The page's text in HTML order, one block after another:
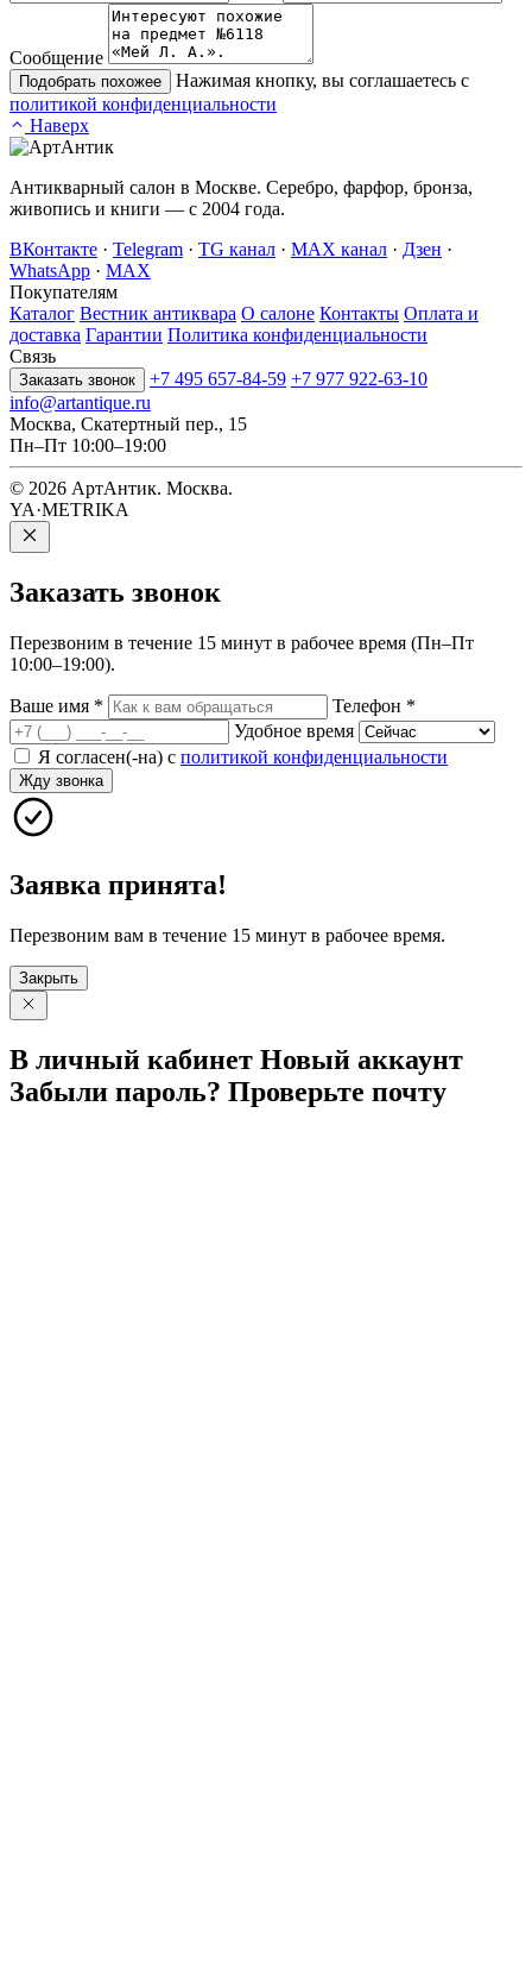
Сообщение
Подобрать похожее
Нажимая кнопку, вы соглашаетесь с
политикой конфиденциальности
Наверх
Антикварный салон в Москве. Серебро, фарфор, бронза,
живопись и книги — с 2004 года.
ВКонтакте · Telegram · TG канал · MAX канал · Дзен ·
WhatsApp · MAX
Покупателям
Каталог Вестник антиквара О салоне Контакты Оплата и
доставка Гарантии Политика конфиденциальности
Связь
Заказать звонок +7 495 657-84-59 +7 977 922-63-10
info@artantique.ru
Москва, Скатертный пер., 15
Пн–Пт 10:00–19:00
© 2026 АртАнтик. Москва.
YA·METRIKA
Заказать звонок
Перезвоним в течение 15 минут в рабочее время (Пн–Пт
10:00–19:00).
Ваше имя * Телефон *
Удобное время
Я согласен(-на) с политикой конфиденциальности
Жду звонка
Заявка принята!
Перезвоним вам в течение 15 минут в рабочее время.
Закрыть
В личный кабинет Новый аккаунт
Забыли пароль? Проверьте почту